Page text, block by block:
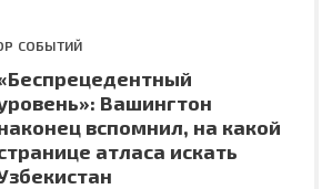
СОБЫТИЙ
Вашингтон
вспомнил, на какой
атласа искать